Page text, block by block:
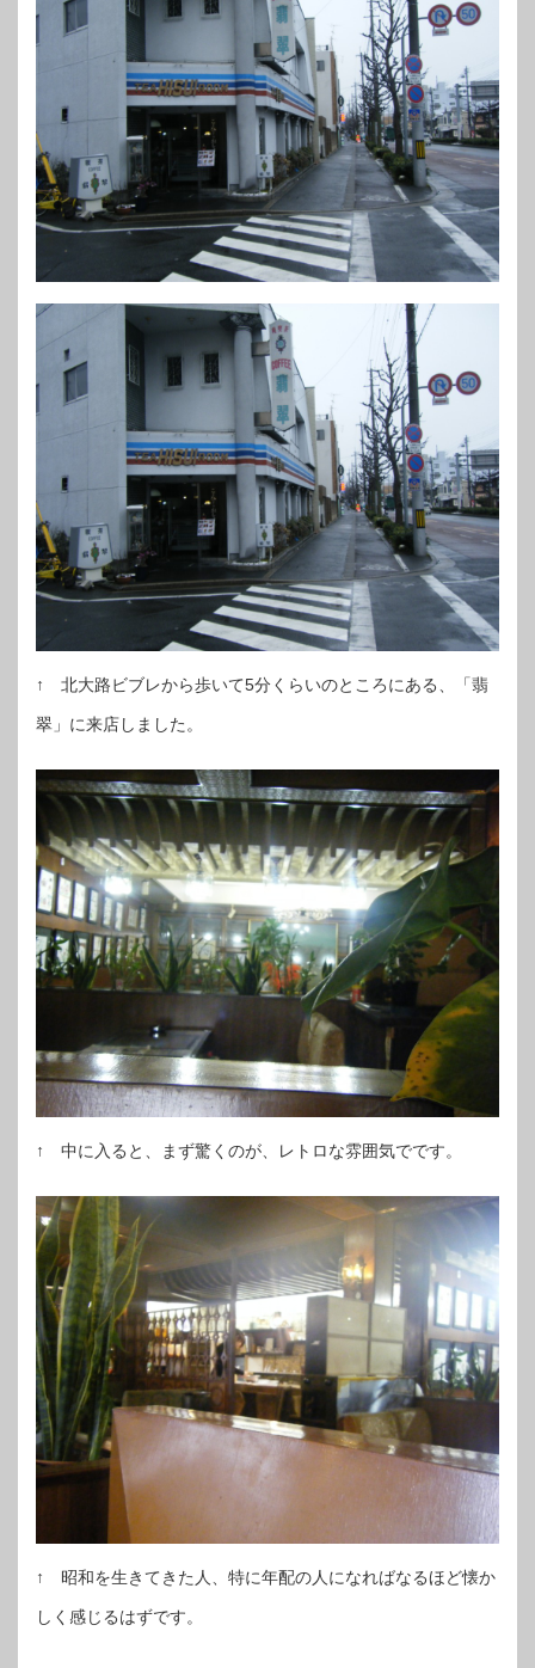
↑ 北大路ビブレから歩いて5分くらいのところにある、「翡
翠」に来店しました。
↑ 中に入ると、まず驚くのが、レトロな雰囲気でです。
↑ 昭和を生きてきた人、特に年配の人になればなるほど懐か
しく感じるはずです。